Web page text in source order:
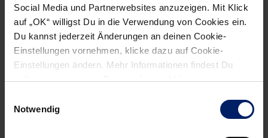
Social Media und Partnerwebsites anzuzeigen. Mit Klick
auf „OK“ willigst Du in die Verwendung von Cookies ein.
Du kannst jederzeit Änderungen an deinen Cookie-
Einstellungen vornehmen, klicke dazu auf Cookie-
Einstellungen ändern. Mehr Informationen findest Du
außerdem in unsererDatenschutzerklärung.
Notwendig
Post
navigation
previous
News:
Löwen-
Test
Alle News anzeigen
newst
News:
„Wir
müssen
entschuldigen“